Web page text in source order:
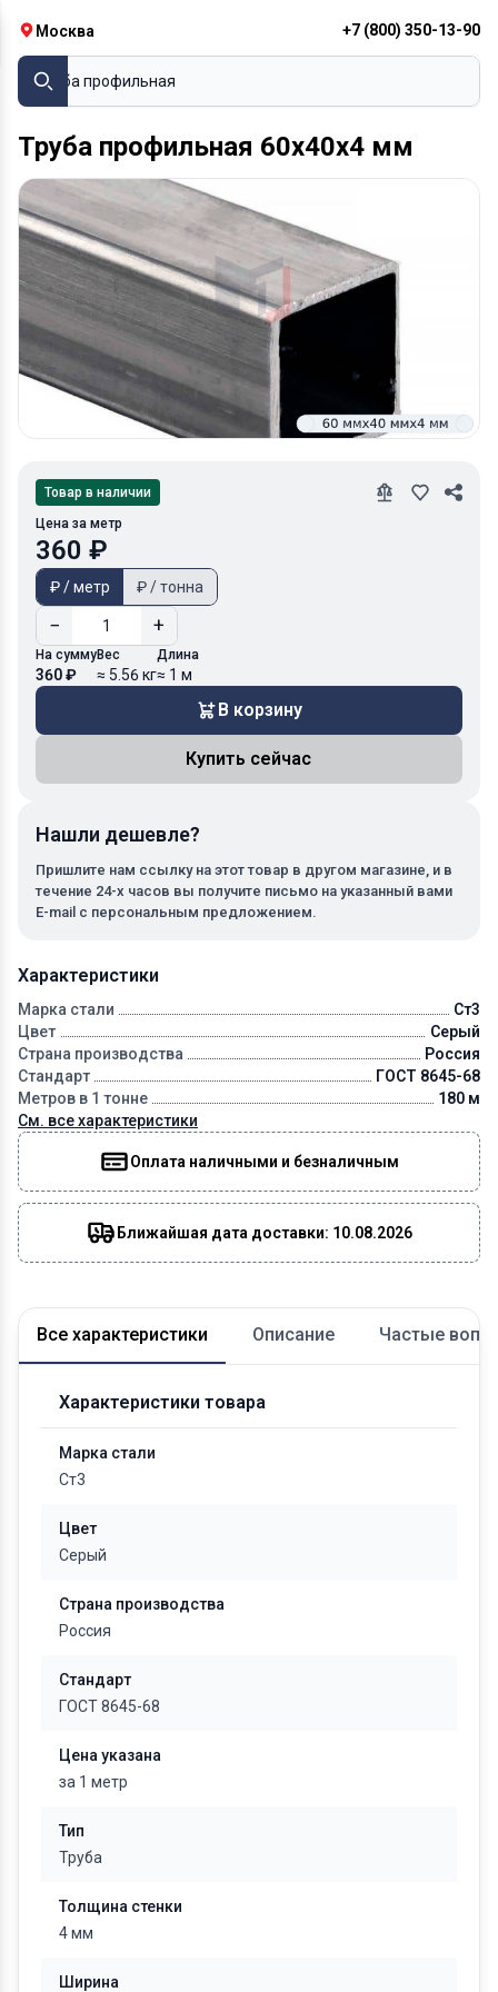
Москва +7 (800) 350-13-90
Труба профильная
Труба профильная 60х40х4 мм
Характеристики
Марка стали
Ст3
Цвет
Серый
Страна производства
Россия
Стандарт
ГОСТ 8645-68
Метров в 1 тонне
180 м
См. все характеристики
Оплата наличными и безналичным
Ближайшая дата доставки: 10.08.2026
Товар в наличии
Цена за метр
360 ₽
₽ / метр ₽ / тонна
− +
На сумму
360 ₽
Вес
≈ 5.56 кг
Длина
≈ 1 м
В корзину
Купить сейчас
Нашли дешевле?
Пришлите нам ссылку на этот товар в другом магазине, и в
течение 24-х часов вы получите письмо на указанный вами
E-mail с персональным предложением.
Все характеристики Описание Частые
Характеристики товара
Марка стали
Ст3
Цвет
Серый
Страна производства
Россия
Стандарт
ГОСТ 8645-68
Цена указана
за 1 метр
Тип
Труба
Толщина стенки
4 мм
Ширина